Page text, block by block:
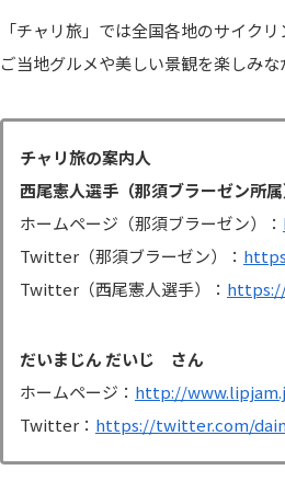
「チャリ旅」では全国各地のサイク
ご当地グルメや美しい景観を楽しみ
チャリ旅の案内人
西尾憲人選手（那須ブラーゼン所
ホームページ（那須ブラーゼン）：
Twitter（那須ブラーゼン）：
Twitter（西尾憲人選手）：
だいまじん だいじ さん
ホームページ： http://
Twitter： https://twitter.com/